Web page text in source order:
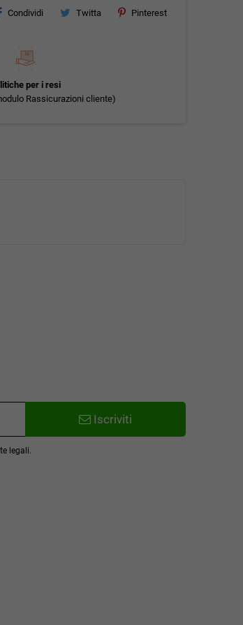
Condividi Twitta Pinterest
per i resi
Rassicurazioni cliente)
Iscriviti
legali.